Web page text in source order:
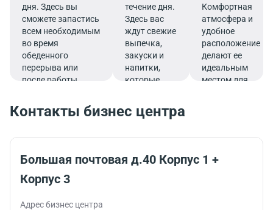
дня. Здесь вы
сможете запастись
всем необходимым
во время
обеденного
перерыва или
после работы.
течение дня.
Здесь вас
ждут свежие
выпечка,
закуски и
напитки,
которые
бодрости и
продуктивно
работу.
Комфортная
атмосфера и
удобное
расположение
делают ее
идеальным
местом для
силы и
работе с новой
Контакты бизнес центра
Большая почтовая д.40 Корпус 1 +
Корпус 3
Адрес бизнес центра